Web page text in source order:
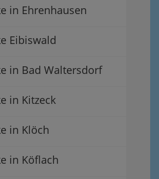
in Ehrenhausen
Eibiswald
in Bad Waltersdorf
in Kitzeck
in Klöch
in Köflach